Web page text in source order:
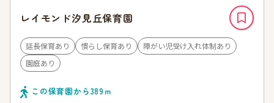
レイモンド汐見丘保育園
延長保育あり 慣らし保育あり
障がい児受け入れ体制あり
園庭あり
この保育園から389ｍ